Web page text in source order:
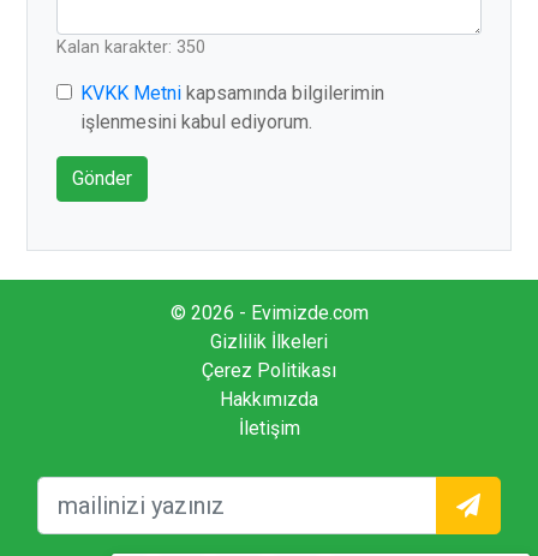
Kalan karakter: 350
KVKK Metni kapsamında bilgilerimin
işlenmesini kabul ediyorum.
Gönder
© 2026 - Evimizde.com
Gizlilik İlkeleri
Çerez Politikası
Hakkımızda
İletişim